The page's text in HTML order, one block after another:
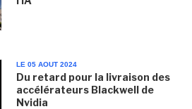
LE 05 AOUT 2024
Du retard pour la livraison des
accélérateurs Blackwell de
Nvidia